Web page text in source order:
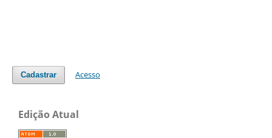
Cadastrar Acesso
Edição Atual